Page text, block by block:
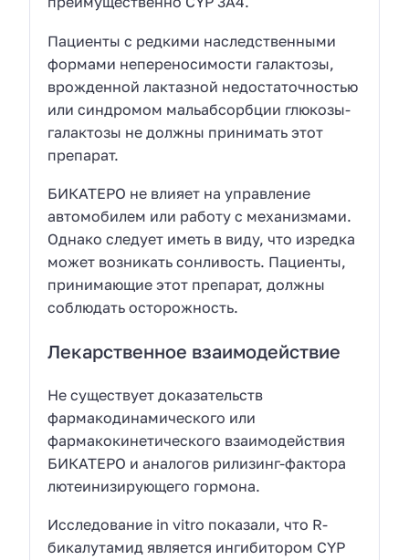
Пациенты с редкими наследственными
формами непереносимости галактозы,
врожденной лактазной недостаточностью
или синдромом мальабсорбции глюкозы-
галактозы не должны принимать этот
препарат.
БИКАТЕРО не влияет на управление
автомобилем или работу с механизмами.
Однако следует иметь в виду, что изредка
может возникать сонливость. Пациенты,
принимающие этот препарат, должны
соблюдать осторожность.
Лекарственное взаимодействие
Не существует доказательств
фармакодинамического или
фармакокинетического взаимодействия
БИКАТЕРО и аналогов рилизинг-фактора
лютеинизирующего гормона.
Исследование in vitro показали, что R-
бикалутамид является ингибитором CYP